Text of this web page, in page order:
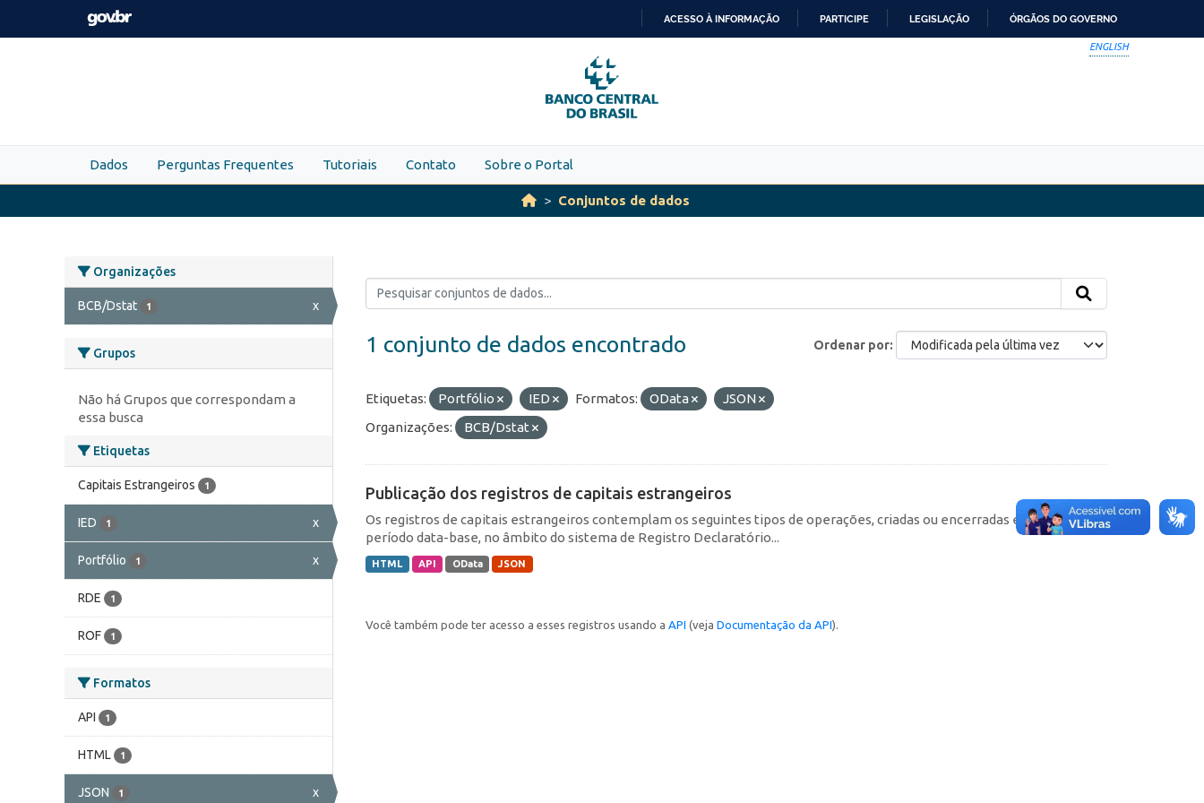
Skip to main content
PARA
O
CONTEÚDO
ACESSO À INFORMAÇÃO PARTICIPE LEGISLAÇÃO ÓRGÃOS DO GOVERNO
ENGLISH
Dados Perguntas Frequentes Tutoriais Contato Sobre o Portal
Conjuntos de dados
Organizações
BCB/Dstat 1 x
Grupos
Não há Grupos que correspondam a
essa busca
Etiquetas
Capitais Estrangeiros 1
IED 1 x
Portfólio 1 x
RDE 1
ROF 1
Formatos
API 1
HTML 1
JSON 1 x
Ordenar por
1 conjunto de dados encontrado
Etiquetas: Portfólio IED Formatos: OData
JSON
Organizações:
BCB/Dstat
Publicação dos registros de capitais estrangeiros
Os registros de capitais estrangeiros contemplam os seguintes tipos de operações, criadas ou encerradas em cada
período data-base, no âmbito do sistema de Registro Declaratório...
HTML API OData JSON
Você também pode ter acesso a esses registros usando a API (veja Documentação da API).